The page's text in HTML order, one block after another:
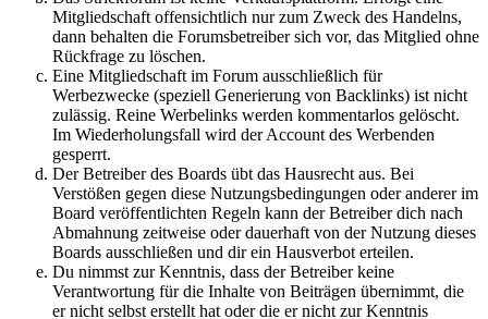
Mitgliedschaft offensichtlich nur zum Zweck des Handelns,
dann behalten die Forumsbetreiber sich vor, das Mitglied ohne
Rückfrage zu löschen.
Eine Mitgliedschaft im Forum ausschließlich für
Werbezwecke (speziell Generierung von Backlinks) ist nicht
zulässig. Reine Werbelinks werden kommentarlos gelöscht.
Im Wiederholungsfall wird der Account des Werbenden
gesperrt.
Der Betreiber des Boards übt das Hausrecht aus. Bei
Verstößen gegen diese Nutzungsbedingungen oder anderer im
Board veröffentlichten Regeln kann der Betreiber dich nach
Abmahnung zeitweise oder dauerhaft von der Nutzung dieses
Boards ausschließen und dir ein Hausverbot erteilen.
Du nimmst zur Kenntnis, dass der Betreiber keine
Verantwortung für die Inhalte von Beiträgen übernimmt, die
er nicht selbst erstellt hat oder die er nicht zur Kenntnis